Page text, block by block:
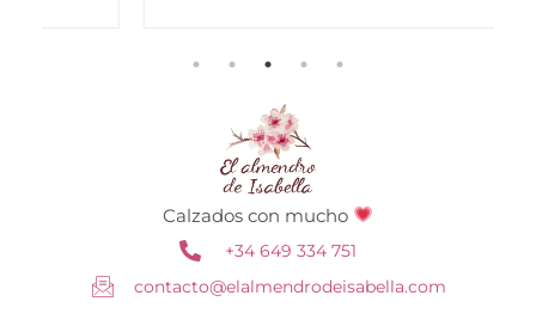
Calzados con mucho
+34 649 334 751
contacto@elalmendrodeisabella.com